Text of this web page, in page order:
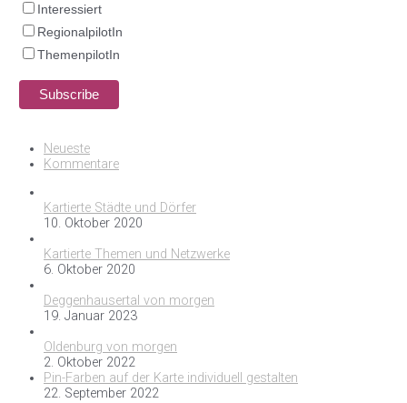
Interessiert
RegionalpilotIn
ThemenpilotIn
Neueste
Kommentare
Kartierte Städte und Dörfer
10. Oktober 2020
Kartierte Themen und Netzwerke
6. Oktober 2020
Deggenhausertal von morgen
19. Januar 2023
Oldenburg von morgen
2. Oktober 2022
Pin-Farben auf der Karte individuell gestalten
22. September 2022